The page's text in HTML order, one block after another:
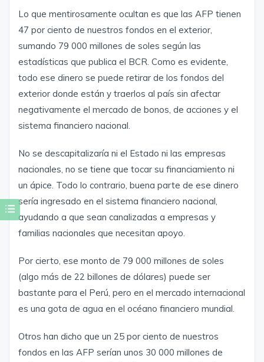
Lo que mentirosamente ocultan es que las AFP tienen
47 por ciento de nuestros fondos en el exterior,
sumando 79 000 millones de soles según las
estadísticas que publica el BCR. Como es evidente,
todo ese dinero se puede retirar de los fondos del
exterior donde están y traerlos al país sin afectar
negativamente el mercado de bonos, de acciones y el
sistema financiero nacional.
No se descapitalizaría ni el Estado ni las empresas
nacionales, no se tiene que tocar su financiamiento ni
un ápice. Todo lo contrario, buena parte de ese dinero
sería ingresado en el sistema financiero nacional,
ayudando a que sean canalizadas a empresas y
familias nacionales que necesitan apoyo.
Por cierto, ese monto de 79 000 millones de soles
(algo más de 22 billones de dólares) puede ser
bastante para el Perú, pero en el mercado internacional
es una gota de agua en el océano financiero mundial.
Otros han dicho que un 25 por ciento de nuestros
fondos en las AFP serían unos 30 000 millones de